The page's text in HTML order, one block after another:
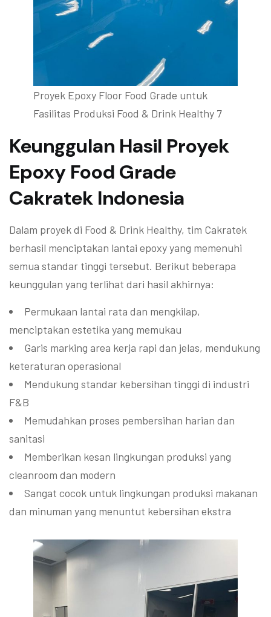
Proyek Epoxy Floor Food Grade untuk
Fasilitas Produksi Food & Drink Healthy 7
Keunggulan Hasil Proyek
Epoxy Food Grade
Cakratek Indonesia
Dalam proyek di Food & Drink Healthy, tim Cakratek
berhasil menciptakan lantai epoxy yang memenuhi
semua standar tinggi tersebut. Berikut beberapa
keunggulan yang terlihat dari hasil akhirnya:
Permukaan lantai rata dan mengkilap,
menciptakan estetika yang memukau
Garis marking area kerja rapi dan jelas, mendukung
keteraturan operasional
Mendukung standar kebersihan tinggi di industri
F&B
Memudahkan proses pembersihan harian dan
sanitasi
Memberikan kesan lingkungan produksi yang
cleanroom dan modern
Sangat cocok untuk lingkungan produksi makanan
dan minuman yang menuntut kebersihan ekstra